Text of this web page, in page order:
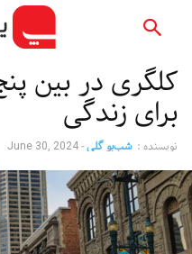
کلگری در بین
برای زندگی
نویسنده : شب‌بو گلی-
June 30, 2024